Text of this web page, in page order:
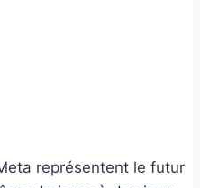
représentent le futur